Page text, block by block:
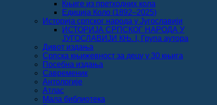
Књиге из претходних кола
Едиција Коло (1892‒2025)
Историја српског народа у Југославији
ИСТОРИЈА СРПСКОГ НАРОДА У
ЈУГОСЛАВИЈИ КЊ. I, Група аутора
Дивот издања
Српска књижевност за децу у 30 књига
Посебна издања
Савременик
Антологије
Атлас
Мала библиотека